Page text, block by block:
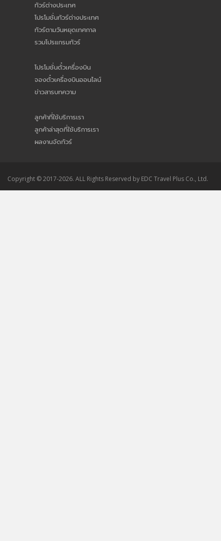
ทัวร์ต่างประเทศ
โปรโมชั่นทัวร์ต่างประเทศ
ทัวร์ตามวันหยุดเทศกาล
รวมโปรแกรมทัวร์
โปรโมชั่นตั๋วเครื่องบิน
จองตั๋วเครื่องบินออนไลน์
ข่าวสารบทความ
ลูกค้าที่ใช้บริการเรา
ลูกค้าล่าสุดที่ใช้บริการเรา
ผลงานจัดทัวร์
Copyright © 2017-2026. ALL Rights Reserved by EDC Travel Plus Co., Ltd.